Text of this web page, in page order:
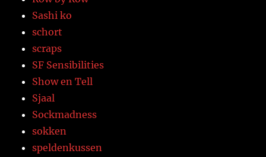
Sashi ko
schort
scraps
SF Sensibilities
Show en Tell
Sjaal
Sockmadness
sokken
speldenkussen